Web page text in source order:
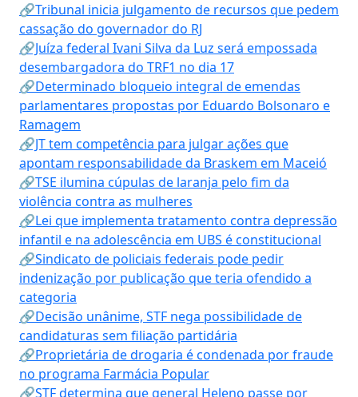
🔗Tribunal inicia julgamento de recursos que pedem
cassação do governador do RJ
🔗Juíza federal Ivani Silva da Luz será empossada
desembargadora do TRF1 no dia 17
🔗Determinado bloqueio integral de emendas
parlamentares propostas por Eduardo Bolsonaro e
Ramagem
🔗JT tem competência para julgar ações que
apontam responsabilidade da Braskem em Maceió
🔗TSE ilumina cúpulas de laranja pelo fim da
violência contra as mulheres
🔗Lei que implementa tratamento contra depressão
infantil e na adolescência em UBS é constitucional
🔗Sindicato de policiais federais pode pedir
indenização por publicação que teria ofendido a
categoria
🔗Decisão unânime, STF nega possibilidade de
candidaturas sem filiação partidária
🔗Proprietária de drogaria é condenada por fraude
no programa Farmácia Popular
🔗STF determina que general Heleno passe por